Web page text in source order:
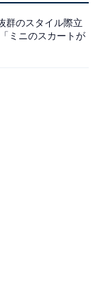
群のスタイル際立
ミニのスカートが